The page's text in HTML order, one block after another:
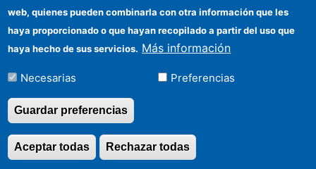
FEDER funds
Funding entities
Contact
©Copyright 2026 Todos los derechos reservados
web, quienes pueden combinarla con otra información que les
haya proporcionado o que hayan recopilado a partir del uso que
haya hecho de sus servicios. Más información
Necesarias Preferencias
Guardar preferencias
Rechazar todas
Aceptar todas